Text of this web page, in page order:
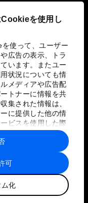
を使用し
使って、ユーザー
広告の表示、トラ
います。またユー
状況についても情
メディアや広告配
トナーに情報を共
集された情報は、
に提供した他の情
ビスを使用した際
合わされ、各パー
ることがありま
可
ム化
用規約
ラム